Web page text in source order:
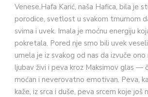
Venese.Hafa Karić, naša Hafica, bila je
porodice, svetlost u svakom tmurnom
svima i uvek. Imala je moćnu energiju
pokretala. Pored nje smo bili uvek
umela je iz svakog od nas da izvuče ono
ljubav živi i peva kroz Maksimov glas —
moćan i neverovatno emotivan. Peva,
kaže, iz srca i duše, peva srcem koje još